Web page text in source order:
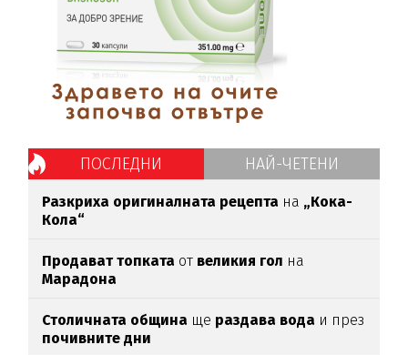
ПОСЛЕДНИ НАЙ-ЧЕТЕНИ
Разкриха оригиналната рецепта на „Кока-
Кола“
Продават топката от великия гол на
Марадона
Столичната община ще раздава вода и през
почивните дни